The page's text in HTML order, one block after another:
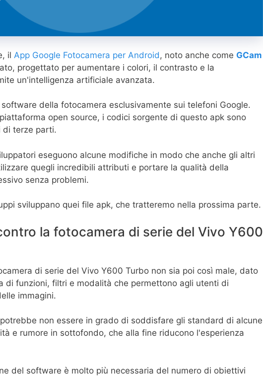
il App Google Fotocamera per Android , noto anche come GCam
progettato per aumentare i colori, il contrasto e la
un'intelligenza artificiale avanzata.
della fotocamera esclusivamente sui telefoni Google.
open source, i codici sorgente di questo apk sono
di terze parti.
eseguono alcune modifiche in modo che anche gli altri
quegli incredibili attributi e portare la qualità della
senza problemi.
sviluppano quei file apk, che tratteremo nella prossima parte.
la fotocamera di serie del Vivo Y600
di serie del Vivo Y600 Turbo non sia poi così male, dato
di funzioni, filtri e modalità che permettono agli utenti di
immagini.
non essere in grado di soddisfare gli standard di alcune
e rumore in sottofondo, che alla fine riducono l'esperienza
del software è molto più necessaria del numero di obiettivi